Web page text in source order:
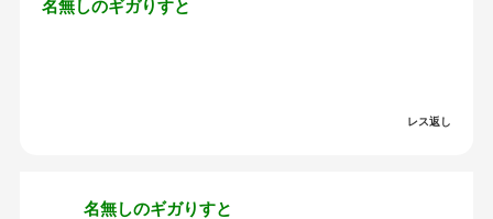
名無しのギガりすと
レス返し
名無しのギガりすと